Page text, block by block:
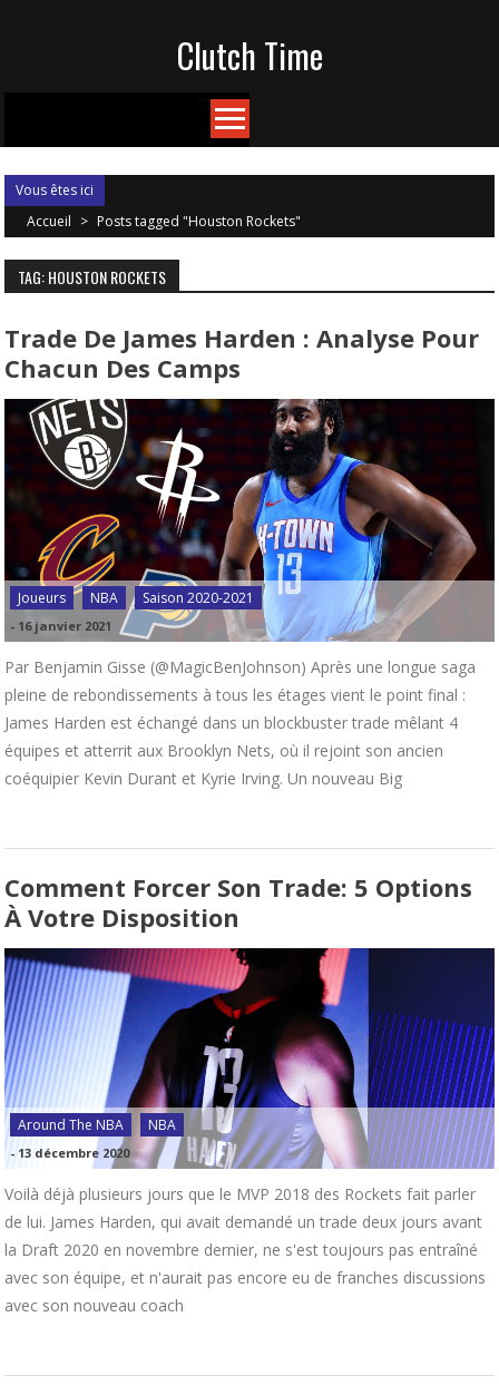
Clutch Time
Vous êtes ici
Accueil > Posts tagged "Houston Rockets"
TAG: HOUSTON ROCKETS
Trade De James Harden : Analyse Pour
Chacun Des Camps
Joueurs NBA Saison 2020-2021
- 16 janvier 2021
Par Benjamin Gisse (@MagicBenJohnson) Après une longue saga
pleine de rebondissements à tous les étages vient le point final :
James Harden est échangé dans un blockbuster trade mêlant 4
équipes et atterrit aux Brooklyn Nets, où il rejoint son ancien
coéquipier Kevin Durant et Kyrie Irving. Un nouveau Big
Comment Forcer Son Trade: 5 Options
À Votre Disposition
Around The NBA NBA
- 13 décembre 2020
Voilà déjà plusieurs jours que le MVP 2018 des Rockets fait parler
de lui. James Harden, qui avait demandé un trade deux jours avant
la Draft 2020 en novembre dernier, ne s'est toujours pas entraîné
avec son équipe, et n'aurait pas encore eu de franches discussions
avec son nouveau coach